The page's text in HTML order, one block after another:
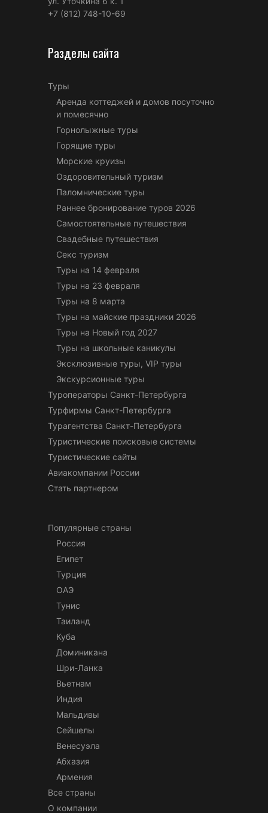
+7 (812) 748-10-69
Разделы сайта
Туры
Аренда коттеджей и домов посуточно
и помесячно
Горнолыжные туры
Горящие туры
Морские круизы
Оздоровительный туризм
Паломнические туры
Раннее бронирование туров 2026
Самостоятельные путешествия
Свадебные путешествия
Секс туризм
Туры на 14 февраля
Туры на 23 февраля
Туры на 8 марта
Туры на майские праздники 2026
Туры на Новый год 2027
Туры на школьные каникулы
Эксклюзивные туры, VIP туры
Экскурсионные туры
Туроператоры Санкт-Петербурга
Турфирмы Санкт-Петербурга
Турагентства Санкт-Петербурга
Туристические поисковые системы
Туристические сайты
Авиакомпании России
Стать партнером
Популярные страны
Россия
Египет
Турция
ОАЭ
Тунис
Таиланд
Куба
Доминикана
Шри-Ланка
Вьетнам
Индия
Мальдивы
Сейшелы
Венесуэла
Абхазия
Армения
Все страны
О компании